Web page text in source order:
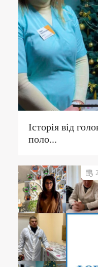
Історія від
поло...